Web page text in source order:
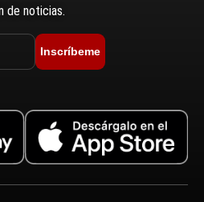
de noticias.
Inscríbeme